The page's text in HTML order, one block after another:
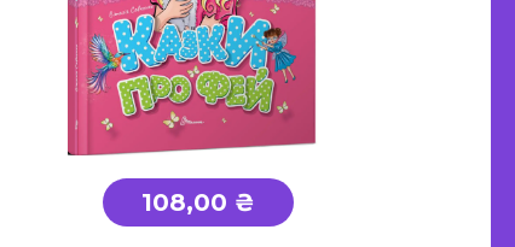
108,00 ₴